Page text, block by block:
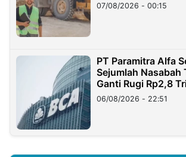
07/08/2026 - 00:15
PT Paramitra Alfa
Sejumlah Nasabah
Ganti Rugi Rp2,8
06/08/2026 - 22:51